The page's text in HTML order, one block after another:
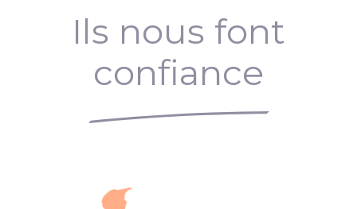
Ils nous font
confiance